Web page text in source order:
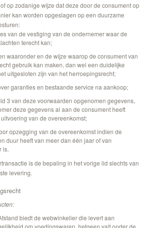
op zodanige wijze dat deze door de consument op
kan worden opgeslagen op een duurzame
van de vestiging van de ondernemer waar de
terecht kan;
waaronder en de wijze waarop de consument van
gebruik kan maken, dan wel een duidelijke
uitgesloten zijn van het herroepingsrecht;
garanties en bestaande service na aankoop;
3 van deze voorwaarden opgenomen gegevens,
deze gegevens al aan de consument heeft
van de overeenkomst;
opzegging van de overeenkomst indien de
duur heeft van meer dan één jaar of van
is.
is de bepaling in het vorige lid slechts van
levering.
biedt de webwinkelier die levert aan
om voedingswaren, hetgeen valt onder de